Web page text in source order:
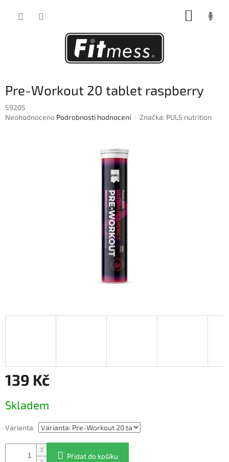
Pre-Workout 20 tablet raspberry
59205
Průměrné
Neohodnoceno Podrobnosti hodnocení Značka: PULS nutrition
139 Kč
cena:
Skladem
Varianta
Přidat do košíku